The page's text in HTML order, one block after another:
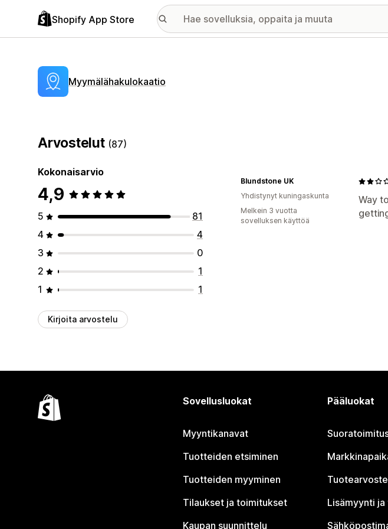
Shopify App Store
Myymälähakulokaatio
Arvostelut (87)
Kokonaisarvio
4,9
5
81
4
4
3
0
2
1
1
1
Kirjoita arvostelu
Way
Blundstone UK
Yhdistynyt kuningaskunta
Melkein 3 vuotta
sovelluksen käyttöä
Sovellusluokat
Myyntikanavat
Tuotteiden etsiminen
Tuotteiden myyminen
Tilaukset ja toimitukset
Kaupan suunnittelu
Pääluokat
Lisämyynti